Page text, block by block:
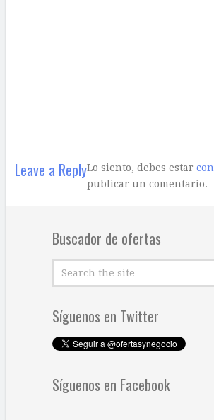
Leave a ReplyLo siento, debes estar
publicar un comentario.
Buscador de ofertas
Síguenos en Twitter
Síguenos en Facebook